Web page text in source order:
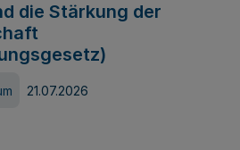
die Stärkung der
21.07.2026